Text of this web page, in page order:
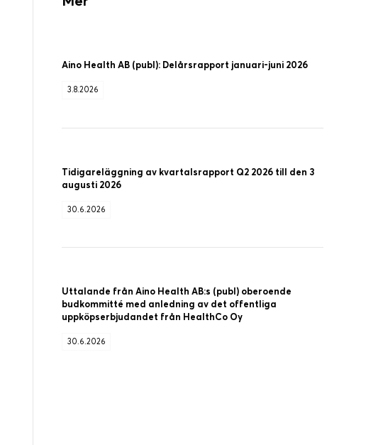
Aino Health AB (publ): Delårsrapport januari-juni 2026
3.8.2026
Tidigareläggning av kvartalsrapport Q2 2026 till den 3
augusti 2026
30.6.2026
Uttalande från Aino Health AB:s (publ) oberoende
budkommitté med anledning av det offentliga
uppköpserbjudandet från HealthCo Oy
30.6.2026